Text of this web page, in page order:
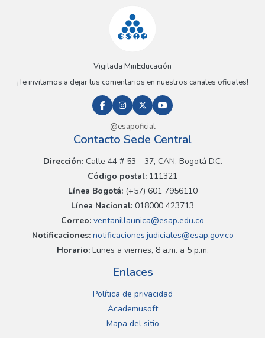
Vigilada MinEducación
¡Te invitamos a dejar tus comentarios en nuestros canales oficiales!
@esapoficial
Contacto Sede Central
Dirección:Calle 44 # 53 - 37, CAN, Bogotá D.C.
Código postal: 111321
Línea Bogotá:(+57) 601 7956110
Línea Nacional: 018000 423713
Correo: ventanillaunica@esap.edu.co
Notificaciones:notificaciones.judiciales@esap.gov.co
Horario:Lunes a viernes, 8 a.m. a 5 p.m.
Enlaces
Política de privacidad
Academusoft
Mapa del sitio